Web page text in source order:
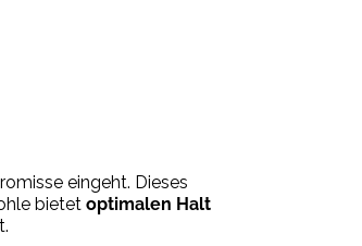
eingeht. Dieses
bietet optimalen Halt